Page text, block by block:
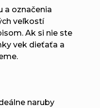
a označenia
veľkostí
Ak si nie ste
vek dieťaťa a
naruby